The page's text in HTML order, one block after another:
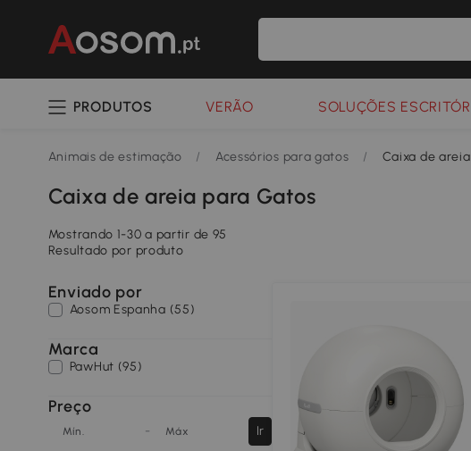
PRODUTOS VERÃO SOLUÇÕES
Animais de estimação / Acessórios para gatos / Caixa de
Caixa de areia para Gatos
Mostrando 1-30 a partir de 95
Resultado por produto
Enviado por
Aosom Espanha (55)
Marca
PawHut (95)
Preço
Mín. - Máx
Ir